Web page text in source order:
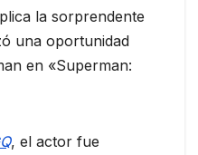
la sorprendente
una oportunidad
en «Superman:
, el actor fue